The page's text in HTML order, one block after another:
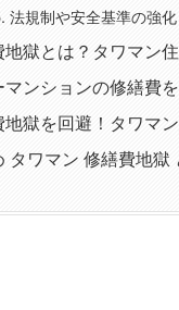
法規制や安全基準の強化
地獄とは？タワマン
マンションの修繕費
獄を回避！タワマ
タワマン 修繕費地獄